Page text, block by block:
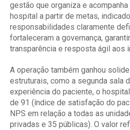
gestão que organiza e
hospital a partir de metas,
responsabilidades claramente
fortaleceram a governança,
transparência e resposta ágil aos
A operação também ganhou
estruturais, como a segunda sala
experiência do paciente, o
de 91 (índice de satisfação do
NPS em relação a todas as
privadas e 35 públicas). O valor